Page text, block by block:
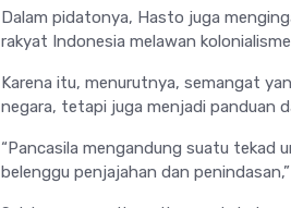
Dalam pidatonya, Hasto juga
rakyat Indonesia melawan
Karena itu, menurutnya, semangat
negara, tetapi juga menjadi panduan
“Pancasila mengandung suatu tekad
belenggu penjajahan dan